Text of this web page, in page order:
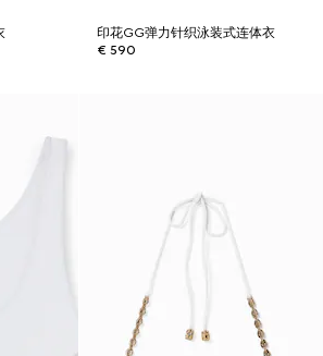
印花GG弹力针织泳装式连体衣
€ 590